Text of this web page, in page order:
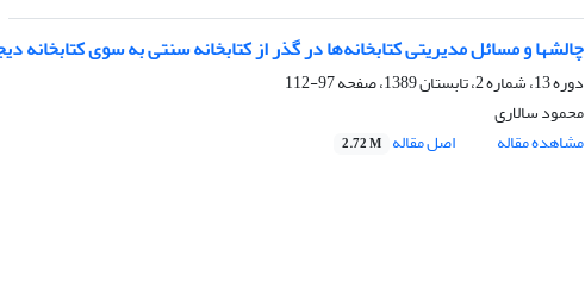
چالشها و مسائل مدیریتی کتابخانه‌ها در گذر از کتابخانه سنتی به سوی کتابخانه
دوره 13، شماره 2، تابستان 1389، صفحه
97-112
محمود سالاری
مشاهده مقاله
اصل مقاله 2.72 M